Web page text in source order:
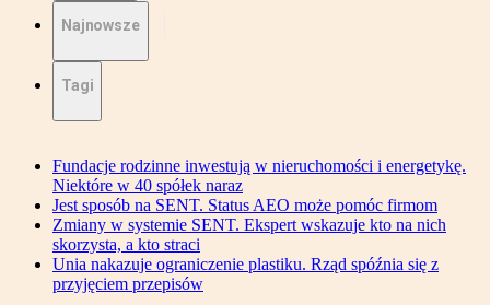
Najnowsze
Tagi
Fundacje rodzinne inwestują w nieruchomości i energetykę.
Niektóre w 40 spółek naraz
Jest sposób na SENT. Status AEO może pomóc firmom
Zmiany w systemie SENT. Ekspert wskazuje kto na nich
skorzysta, a kto straci
Unia nakazuje ograniczenie plastiku. Rząd spóźnia się z
przyjęciem przepisów